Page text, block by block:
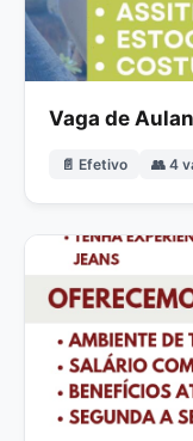
Vaga de
📄 Efetivo 👥 4